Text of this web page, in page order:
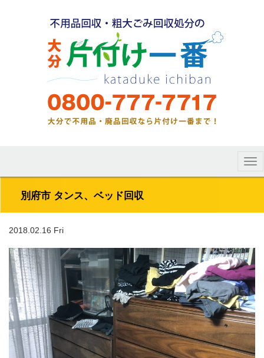
別府市 タンス、ベッド回収
2018.02.16 Fri